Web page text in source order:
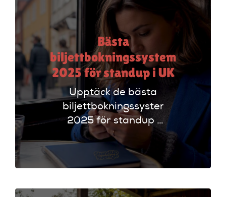
och biljettlänkar!
Bästa
biljettbokningssystem
2025 för standup i UK
Upptäck de bästa
biljettbokningssystem
2025 för standup i
UK. Jämför
plattformar som
Ticketmaster och
rätt alternativ!